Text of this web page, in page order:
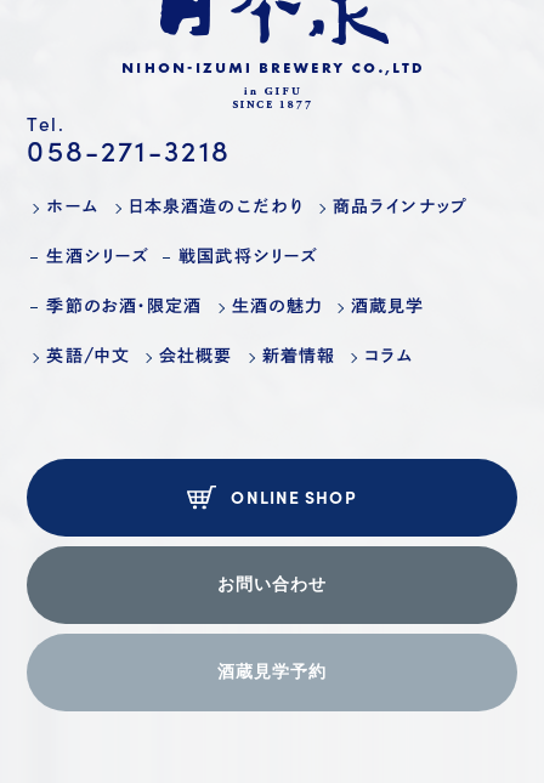
Tel.
058-271-3218
ホーム 日本泉酒造のこだわり 商品ラインナップ
生酒シリーズ 戦国武将シリーズ
季節のお酒・限定酒 生酒の魅力 酒蔵見学
英語/中文 会社概要 新着情報 コラム
ONLINE SHOP
お問い合わせ
酒蔵見学予約